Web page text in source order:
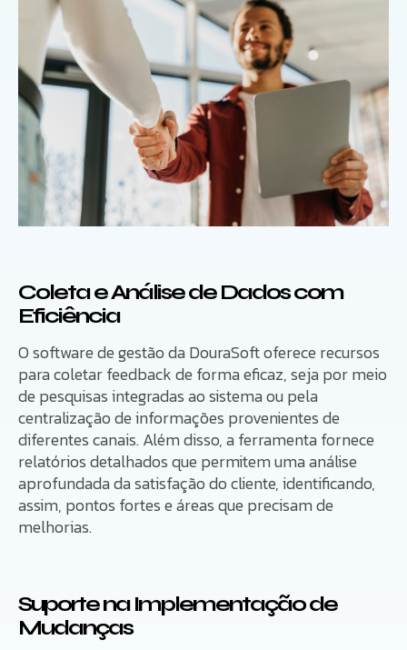
Coleta e Análise de Dados com
Eficiência
O software de gestão da DouraSoft oferece recursos
para coletar feedback de forma eficaz, seja por meio
de pesquisas integradas ao sistema ou pela
centralização de informações provenientes de
diferentes canais. Além disso, a ferramenta fornece
relatórios detalhados que permitem uma análise
aprofundada da satisfação do cliente, identificando,
assim, pontos fortes e áreas que precisam de
melhorias.
Suporte na Implementação de
Mudanças